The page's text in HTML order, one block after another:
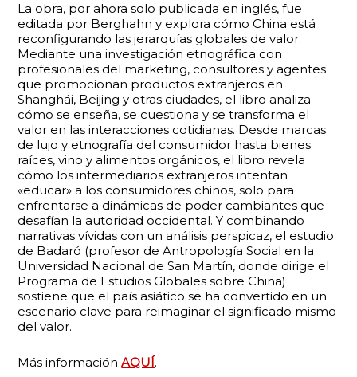
La obra, por ahora solo publicada en inglés, fue
editada por Berghahn y explora cómo China está
reconfigurando las jerarquías globales de valor.
Mediante una investigación etnográfica con
profesionales del marketing, consultores y agentes
que promocionan productos extranjeros en
Shanghái, Beijing y otras ciudades, el libro analiza
cómo se enseña, se cuestiona y se transforma el
valor en las interacciones cotidianas. Desde marcas
de lujo y etnografía del consumidor hasta bienes
raíces, vino y alimentos orgánicos, el libro revela
cómo los intermediarios extranjeros intentan
«educar» a los consumidores chinos, solo para
enfrentarse a dinámicas de poder cambiantes que
desafían la autoridad occidental. Y combinando
narrativas vívidas con un análisis perspicaz, el estudio
de Badaró (profesor de Antropología Social en la
Universidad Nacional de San Martín, donde dirige el
Programa de Estudios Globales sobre China)
sostiene que el país asiático se ha convertido en un
escenario clave para reimaginar el significado mismo
del valor.
Más informaciónAQUÍ.